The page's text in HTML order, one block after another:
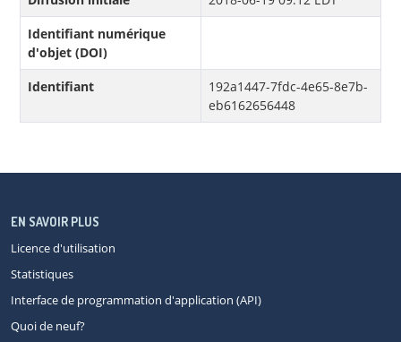
Identifiant numérique
d'objet (DOI)
Identifiant
192a1447-7fdc-4e65-8e7b-
eb6162656448
EN SAVOIR PLUS
Licence d'utilisation
Statistiques
Interface de programmation d'application (API)
Quoi de neuf?